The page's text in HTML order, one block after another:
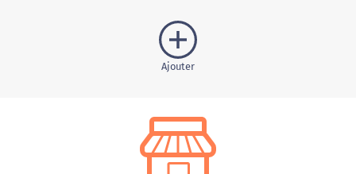
Ajouter